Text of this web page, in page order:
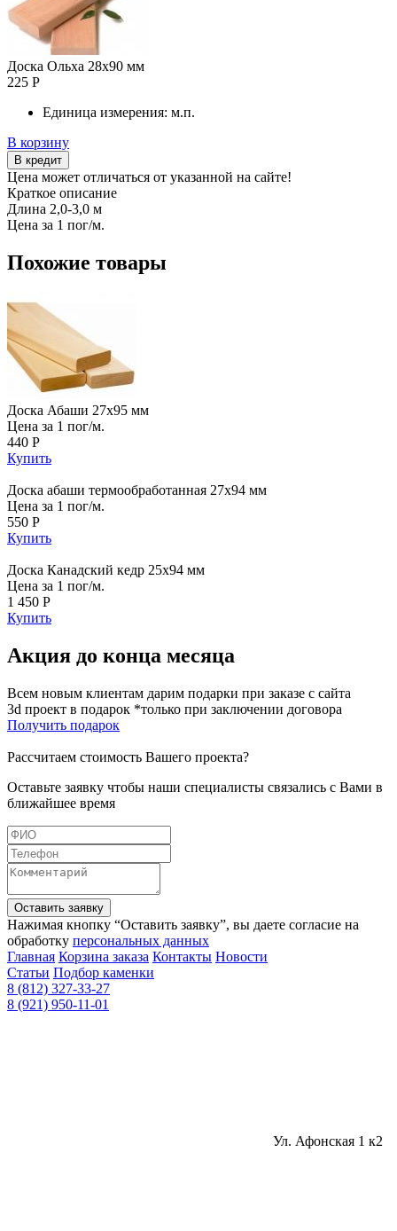
Доска Ольха 28х90 мм
225 Р
Единица измерения: м.п.
В корзину
В кредит
Цена может отличаться от указанной на сайте!
Краткое описание
Длина 2,0-3,0 м
Цена за 1 пог/м.
Похожие товары
Доска Абаши 27х95 мм
Цена за 1 пог/м.
440 Р
Купить
Доска абаши термообработанная 27х94 мм
Цена за 1 пог/м.
550 Р
Купить
Доска Канадский кедр 25х94 мм
Цена за 1 пог/м.
1 450 Р
Купить
Акция до конца месяца
Всем новым клиентам дарим подарки при заказе с сайта
3d проект в подарок *только при заключении договора
Получить подарок
Рассчитаем стоимость Вашего проекта?
Оставьте заявку чтобы наши специалисты связались с Вами в
ближайшее время
Оставить заявку
Нажимая кнопку “Оставить заявку”, вы даете согласие на
обработку персональных данных
Главная Корзина заказа Контакты Новости
Статьи Подбор каменки
8 (812) 327-33-27
8 (921) 950-11-01
Ул. Афонская 1 к2